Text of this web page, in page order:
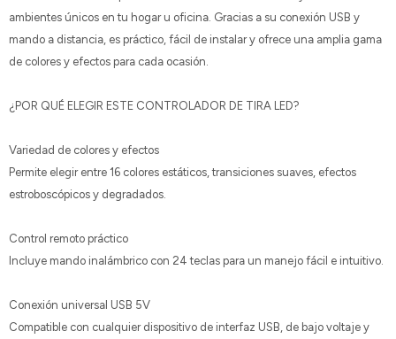
ambientes únicos en tu hogar u oficina. Gracias a su conexión USB y
mando a distancia, es práctico, fácil de instalar y ofrece una amplia gama
de colores y efectos para cada ocasión.
¿POR QUÉ ELEGIR ESTE CONTROLADOR DE TIRA LED?
Variedad de colores y efectos
Permite elegir entre 16 colores estáticos, transiciones suaves, efectos
estroboscópicos y degradados.
Control remoto práctico
Incluye mando inalámbrico con 24 teclas para un manejo fácil e intuitivo.
Conexión universal USB 5V
Compatible con cualquier dispositivo de interfaz USB, de bajo voltaje y